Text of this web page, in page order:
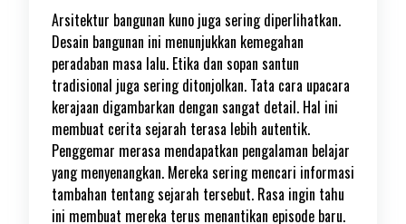
Arsitektur bangunan kuno juga sering diperlihatkan.
Desain bangunan ini menunjukkan kemegahan
peradaban masa lalu. Etika dan sopan santun
tradisional juga sering ditonjolkan. Tata cara upacara
kerajaan digambarkan dengan sangat detail. Hal ini
membuat cerita sejarah terasa lebih autentik.
Penggemar merasa mendapatkan pengalaman belajar
yang menyenangkan. Mereka sering mencari informasi
tambahan tentang sejarah tersebut. Rasa ingin tahu
ini membuat mereka terus menantikan episode baru.